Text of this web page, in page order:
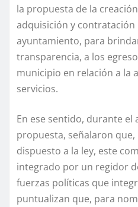
la propuesta de la
adquisición y contratación
ayuntamiento, para
transparencia, a los
municipio en relación a la
servicios.
En ese sentido, durante el
propuesta, señalaron que,
dispuesto a la ley, este
integrado por un regidor
fuerzas políticas que
puntualizan que, para